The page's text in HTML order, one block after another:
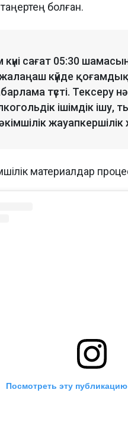
болған.
сағат 05:30
күйде
түсті.
ішімдік
материалдар
Посмотреть эту